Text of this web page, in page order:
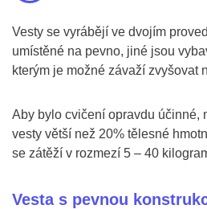
Vesty se vyrábějí ve dvojím
umístěné na pevno, jiné jsou
kterým je možné závaží zvyšovat
Aby bylo cvičení opravdu účinné,
vesty větší než 20% tělesné
se zátěží v rozmezí 5 – 40
Vesta s pevnou